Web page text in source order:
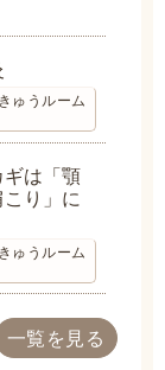
ゅうルーム
は「顎
り」に
ゅうルーム
一覧を見る